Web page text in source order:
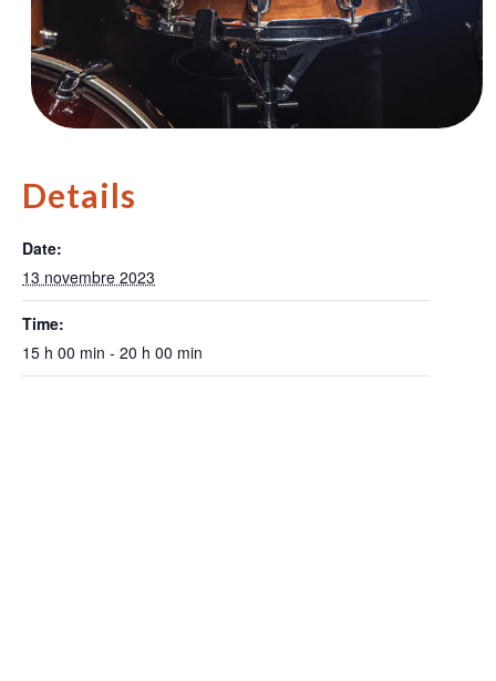
Details
Date:
13 novembre 2023
Time:
15 h 00 min - 20 h 00 min